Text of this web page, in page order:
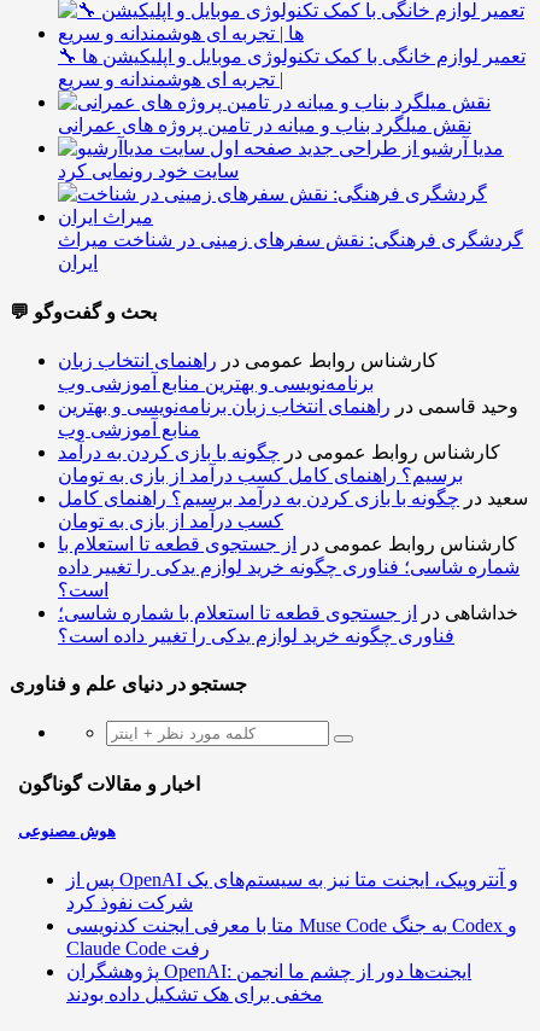
🔧 تعمیر لوازم خانگی با کمک تکنولوژی موبایل و اپلیکیشن ها
| تجربه ای هوشمندانه و سریع
نقش میلگرد بناب و میانه در تامین پروژه های عمرانی
مدیا آرشیو از طراحی جدید
سایت خود رونمایی کرد
گردشگری فرهنگی: نقش سفرهای زمینی در شناخت میراث
ایران
💬 بحث و گفت‌وگو
کارشناس روابط عمومی در راهنمای انتخاب زبان
برنامه‌نویسی و بهترین منابع آموزشی وب
وحید قاسمی در راهنمای انتخاب زبان برنامه‌نویسی و بهترین
منابع آموزشی وب
کارشناس روابط عمومی در چگونه با بازی کردن به درآمد
برسیم؟ راهنمای کامل کسب درآمد از بازی به تومان
سعید در چگونه با بازی کردن به درآمد برسیم؟ راهنمای کامل
کسب درآمد از بازی به تومان
کارشناس روابط عمومی در
از جستجوی قطعه تا استعلام با
شماره شاسی؛ فناوری چگونه خرید لوازم یدکی را تغییر داده
است؟
خداشاهی در
از جستجوی قطعه تا استعلام با شماره شاسی؛
فناوری چگونه خرید لوازم یدکی را تغییر داده است؟
جستجو در دنیای علم و فناوری
اخبار و مقالات گوناگون
هوش مصنوعی
پس از OpenAI و آنتروپیک، ایجنت متا نیز به سیستم‌های یک
شرکت نفوذ کرد
متا با معرفی ایجنت کدنویسی Muse Code به جنگ Codex و
Claude Code رفت
پژوهشگران OpenAI: ایجنت‌ها دور از چشم ما انجمن
مخفی برای هک تشکیل داده بودند